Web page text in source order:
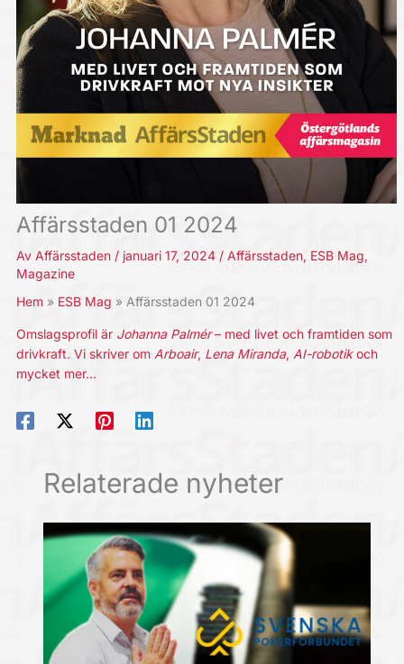
Affärsstaden 01 2024
Av Affärsstaden / januari 17, 2024 / Affärsstaden, ESB Mag,
Magazine
Hem
ESB Mag Affärsstaden 01 2024
Omslagsprofil är Johanna Palmér– med livet och framtiden som
drivkraft. Vi skriver om Arboair, Lena Miranda, AI-robotikoch
mycket mer…
Relaterade nyheter